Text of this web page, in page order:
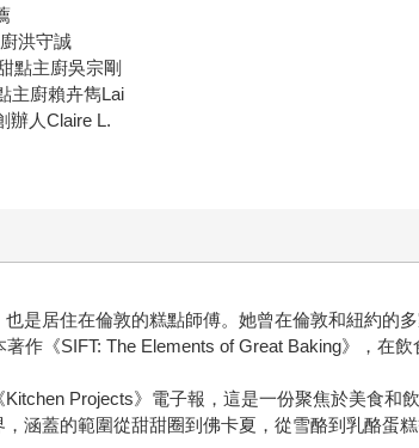
洪守誠
點主廚吳宗剛
主廚賴卉雋Lai
辦人Claire L.
是居住在倫敦的糕點師傅。她曾在倫敦和紐約的
作《SIFT: The Elements of Great Baking》，在
Projects》電子報，這是一份聚焦於美食
涵蓋的範圍從甜甜圈到佛卡夏，從雪酪到乳酪蛋